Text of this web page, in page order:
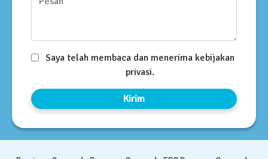
Saya telah membaca dan menerima kebijakan
privasi.
Kirim